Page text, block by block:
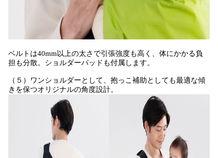
ベルトは40mm以上の太さで引張強度も高く、体にかかる負
担も分散。ショルダーパッドも付属します。
（５）ワンショルダーとして、抱っこ補助としても最適な傾
きを保つオリジナルの角度設計。